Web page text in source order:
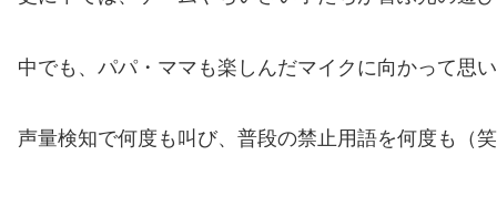
中でも、パパ・ママも楽しんだマイクに向かって思
声量検知で何度も叫び、普段の禁止用語を何度も（